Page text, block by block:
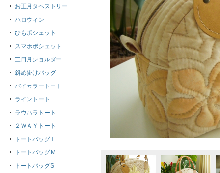
お正月タペストリー
ハロウィン
ひもポシェット
スマホポシェット
三日月ショルダー
斜め掛けバッグ
バイカラートート
ライントート
ラウハラトート
２ＷＡＹトート
トートバッグＬ
トートバッグＭ
トートバッグS